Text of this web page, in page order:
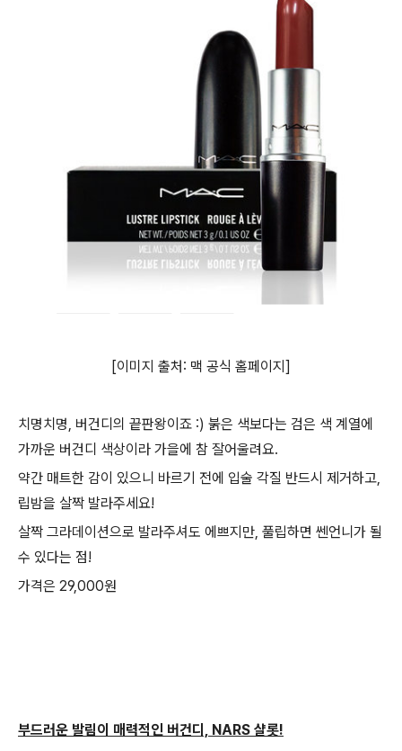
[이미지 출처: 맥 공식 홈페이지]
치명치명, 버건디의 끝판왕이죠 :) 붉은 색보다는 검은 색 계열에
가까운 버건디 색상이라 가을에 참 잘어울려요.
약간 매트한 감이 있으니 바르기 전에 입술 각질 반드시 제거하고,
립밤을 살짝 발라주세요!
살짝 그라데이션으로 발라주셔도 에쁘지만, 풀립하면 쎈언니가 될
수 있다는 점!
가격은 29,000원
부드러운 발림이 매력적인 버건디, NARS 샬롯!